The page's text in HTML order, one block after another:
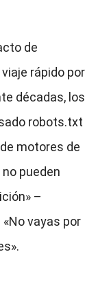
de
rápido por
décadas, los
robots.txt
motores de
pueden
–
vayas por